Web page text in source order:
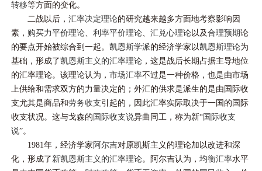
转移等方面的变化。
二战以后，汇率决定理论的研究越来越多方面地考察影响因
素， 购买力平价理论、利率平价理论、汇兑心理论以及合理预期论
的要点开始被综合到一起。凯恩斯学派的经济学家以凯恩斯理论为
基础，形成了凯恩斯主义的汇率理论 ，这是战后长期占据主导地位
的汇率理论。该理论认为，市场汇率不过是一种价格，也是由市场
上供给和需求双方的力量决定的；外汇的供求是派生的是由国际收
支尤其是商品和劳务收支引起的，因此汇率实际取决于一国的国际
收支状况。这与戈森的 国际收支说异曲同工，称为新“ 国际收支
说”。
1981年，经济学家 阿尔吉对原凯斯主义的理论加以改进和深
化，形成了 新凯恩斯主义的汇率理论。阿尔吉认为，均衡汇率水平